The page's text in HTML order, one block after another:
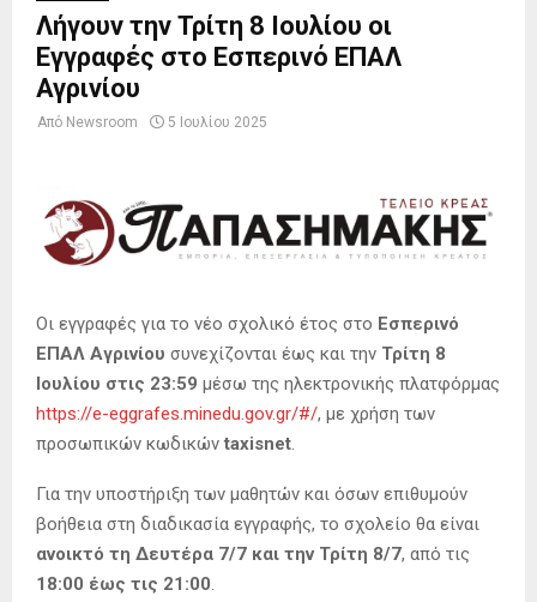
Λήγουν την Τρίτη 8 Ιουλίου οι
Εγγραφές στο Εσπερινό ΕΠΑΛ
Αγρινίου
Από Newsroom 5 Ιουλίου 2025
Οι εγγραφές για το νέο σχολικό έτος στο Εσπερινό
ΕΠΑΛ Αγρινίου συνεχίζονται έως και την Τρίτη 8
Ιουλίου στις 23:59 μέσω της ηλεκτρονικής πλατφόρμας
https://e-eggrafes.minedu.gov.gr/#/, με χρήση των
προσωπικών κωδικών taxisnet.
Για την υποστήριξη των μαθητών και όσων επιθυμούν
βοήθεια στη διαδικασία εγγραφής, το σχολείο θα είναι
ανοικτό τη Δευτέρα 7/7 και την Τρίτη 8/7, από τις
18:00 έως τις 21:00.